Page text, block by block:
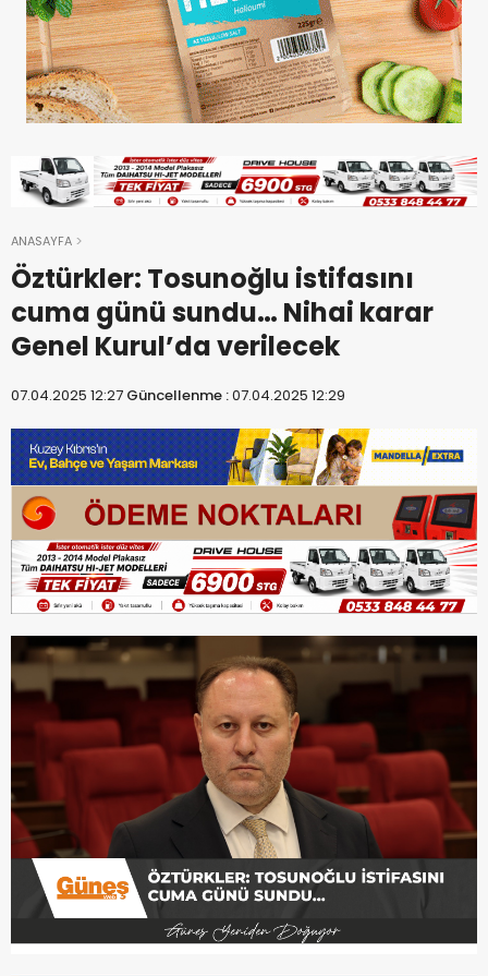
ANASAYFA
Öztürkler: Tosunoğlu istifasını
cuma günü sundu… Nihai karar
Genel Kurul’da verilecek
07.04.2025 12:27 Güncellenme :07.04.2025 12:29